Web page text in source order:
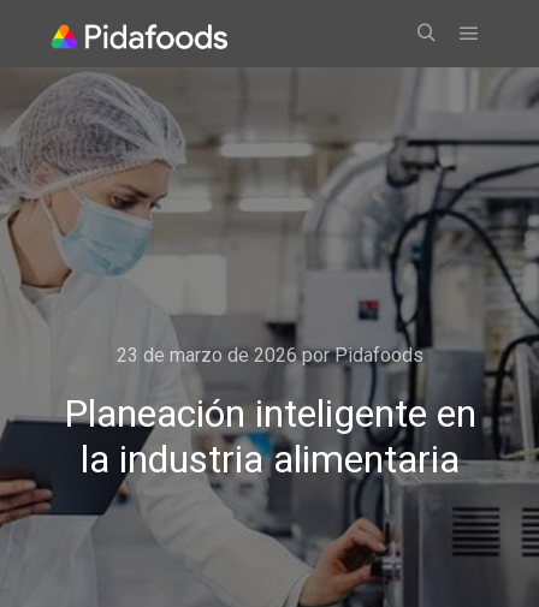
23 de marzo de 2026porPidafoods
Planeación inteligente en
la industria alimentaria